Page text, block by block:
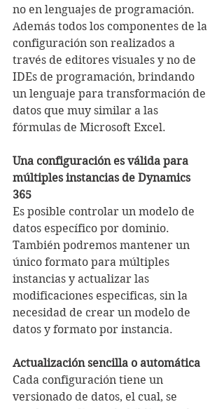
no en lenguajes de programación.
Además todos los componentes de la
configuración son realizados a
través de editores visuales y no de
IDEs de programación, brindando
un lenguaje para transformación de
datos que muy similar a las
fórmulas de Microsoft Excel.
Una configuración es válida para
múltiples instancias de Dynamics
365
Es posible controlar un modelo de
datos específico por dominio.
También podremos mantener un
único formato para múltiples
instancias y actualizar las
modificaciones especificas, sin la
necesidad de crear un modelo de
datos y formato por instancia.
Actualización sencilla o automática
Cada configuración tiene un
versionado de datos, el cual, se